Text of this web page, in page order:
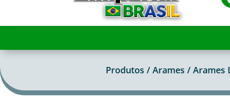
Produtos / Arames / Arames